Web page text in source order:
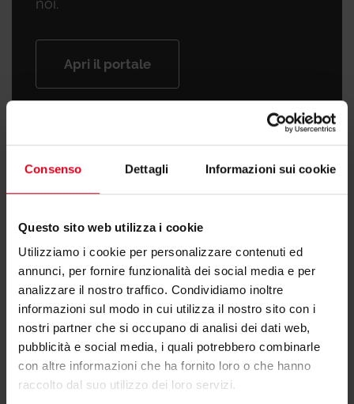
Consenso Dettagli Informazioni sui cookie
Questo sito web utilizza i cookie
Utilizziamo i cookie per personalizzare contenuti ed
annunci, per fornire funzionalità dei social media e per
analizzare il nostro traffico. Condividiamo inoltre
informazioni sul modo in cui utilizza il nostro sito con i
nostri partner che si occupano di analisi dei dati web,
pubblicità e social media, i quali potrebbero combinarle
con altre informazioni che ha fornito loro o che hanno
raccolto dal suo utilizzo dei loro servizi.
noi.
Apri il portale
Customer care
Se dovessi avere problemi con l'acquisto
o l'utilizzo di un nostro prodotto, ti
preghiamo di segnalarcelo, grazie!
Invia una segnalazione